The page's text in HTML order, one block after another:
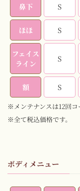
鼻下 S
ほほ S
フェイス
ライン
S
額 S
※メンテナンスは12回コ
※全て税込価格です。
ボディメニュー